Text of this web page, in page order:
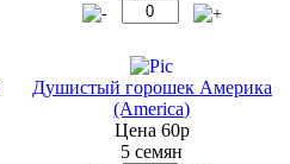
Душистый горошек Америка
(America)
Цена 60р
5 семян